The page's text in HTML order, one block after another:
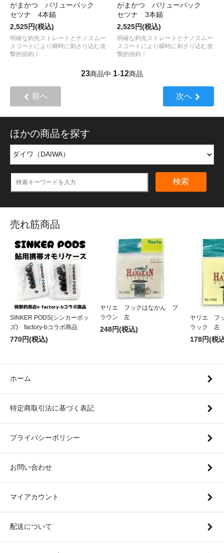
がまかつ バリューパック
セツナ 4本錨
2,525円(税込)
明確な鈎先ストレートとナノスムー
スコートにより瞬時に刺さり込む攻
撃的掛鈎！
がまかつ バリューパック
セツナ 3本錨
2,525円(税込)
明確な鈎先ストレートとナノスムー
スコートにより瞬時に刺さり込む攻
撃的掛鈎！
23商品中 1-12商品
前へ 次へ
ほかの商品を探す
検索
売れ筋商品
SINKER PODS(シンカーポッ
ズ) factory-bコラボ商品
770円(税込)
ヤリエ フックはなかん ブ
ラウン 左
248円(税込)
ヤリエ フ
ラック 左
178円(税
ホーム
特定商取引法に基づく表記
プライバシーポリシー
お問い合わせ
マイアカウント
配送について